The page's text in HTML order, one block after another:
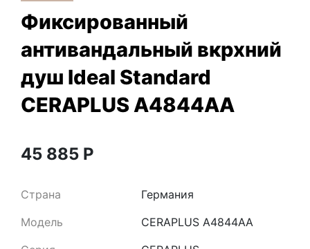
Фиксированный
антивандальный вкрхний
душ Ideal Standard
CERAPLUS A4844AA
45 885 Р
Страна
Германия
Модель
CERAPLUS A4844AA